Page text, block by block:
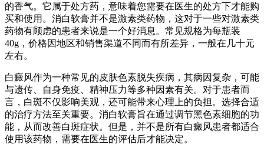
的香气。它属于处方药，意味着您需要在医生的处方下才能购
买和使用。消白软膏并不是激素类药物，这对于一些对激素类
药物有顾虑的患者来说是一个好消息。常见规格为每瓶装
40g，价格因地区和销售渠道不同而有所差异，一般在几十元
左右。
白癜风作为一种常见的皮肤色素脱失疾病，其病因复杂，可能
与遗传、自身免疫、精神压力等多种因素有关。对于患者而
言，白斑不仅影响美观，还可能带来心理上的负担。选择合适
的治疗方法至关重要。消白软膏旨在通过调节黑色素细胞的功
能，从而改善白斑症状。但是，并不是所有白癜风患者都适合
使用该药物，需要在医生的评估后才能决定。